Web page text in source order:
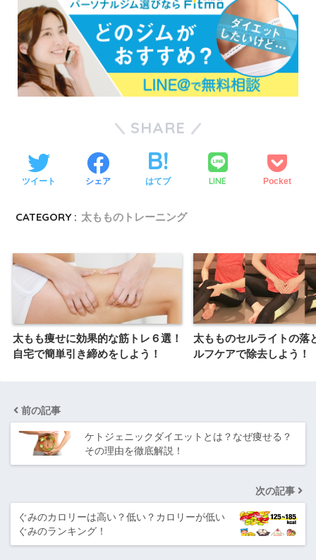
SHARE
ツイート シェア はてブ LINE Pocket
CATEGORY : 太もものトレーニング
太もも痩せに効果的な筋トレ６選！
自宅で簡単引き締めをしよう！
太もものセルライトの落
ルフケアで除去しよう！
前の記事
ケトジェニックダイエットとは？なぜ痩せる？
その理由を徹底解説！
次の記事
ぐみのカロリーは高い？低い？カロリーが低い
ぐみのランキング！